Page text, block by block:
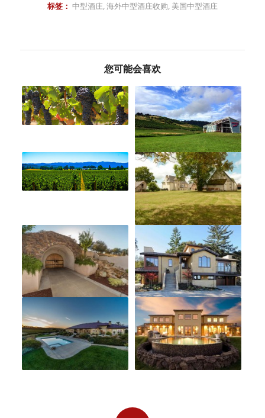
标签： 中型酒庄,海外中型酒庄收购, 美国中型酒庄
您可能会喜欢